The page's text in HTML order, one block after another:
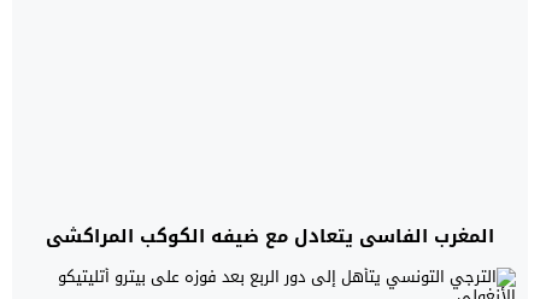
المغرب الفاسي يتعادل مع ضيفه الكوكب المراكشي